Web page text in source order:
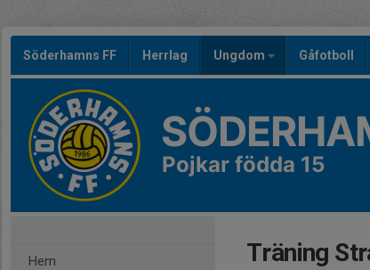
Söderhamns FF Herrlag Ungdom Gåfotboll
Pojkar födda 15
Hem Träning